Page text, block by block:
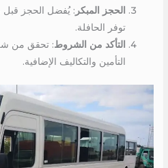
الحجز المبكر : يُفضل الحجز
توفر الحافلة.
التأكد من الشروط: تحقق من
التأمين والتكاليف الإضافية.